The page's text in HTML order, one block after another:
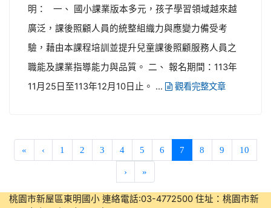
明： 一、 國小課業版本多元，孩子學習領域越來越
廣泛，課後照顧人員的統整組織力與應變力備受考
驗，藉由本課程培訓並提升兒童課後照顧服務人員之
職能及課業指導能力與品質。 二、 報名期間：113年
11月25日至113年12月10日止。 ...
觀看完整文章
« ‹ 1 2 3 4 5 6 7 (current)
8 9 10
› »
桃園市新屋區東明國小 連絡電話:03-4772500 住址：桃園市新